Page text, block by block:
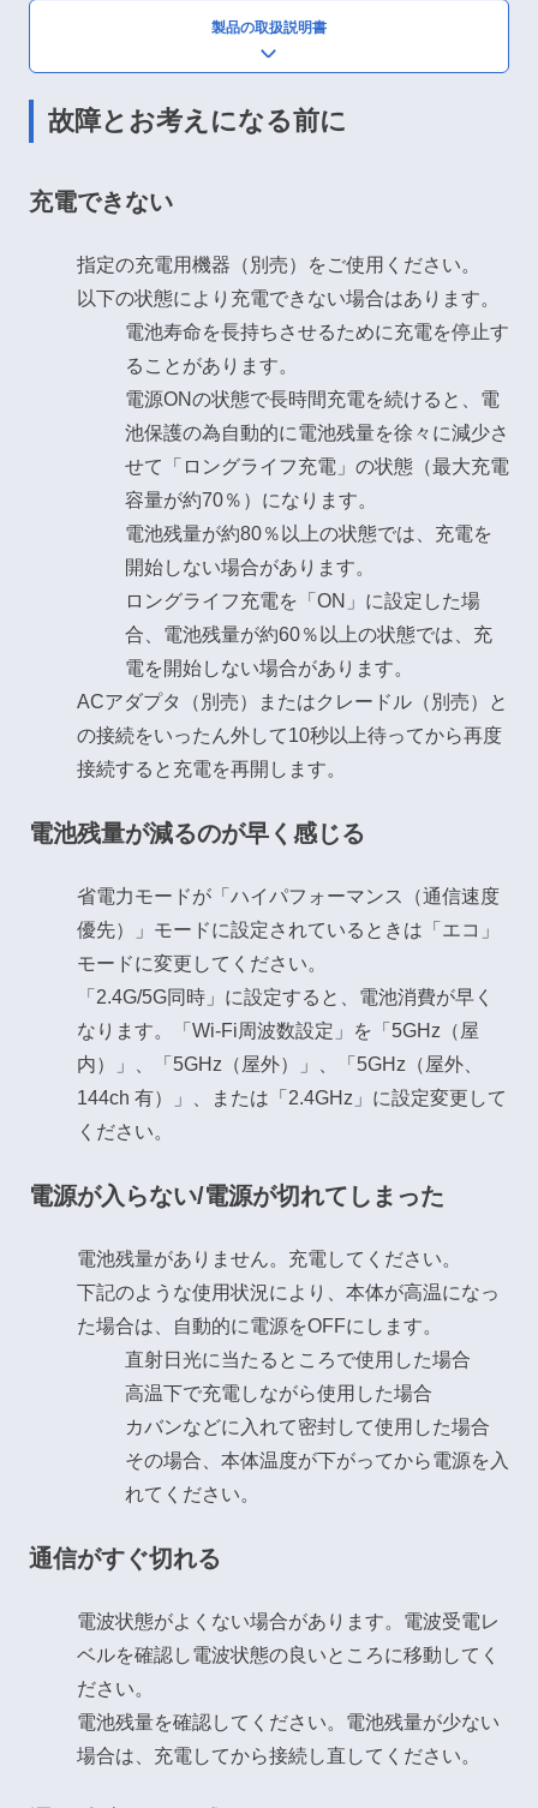
製品の取扱説明書
故障とお考えになる前に
充電できない
指定の充電用機器（別売）をご使用ください。
以下の状態により充電できない場合はあります。
電池寿命を長持ちさせるために充電を停止す
ることがあります。
電源ONの状態で長時間充電を続けると、電
池保護の為自動的に電池残量を徐々に減少さ
せて「ロングライフ充電」の状態（最大充電
容量が約70％）になります。
電池残量が約80％以上の状態では、充電を
開始しない場合があります。
ロングライフ充電を「ON」に設定した場
合、電池残量が約60％以上の状態では、充
電を開始しない場合があります。
ACアダプタ（別売）またはクレードル（別売）と
の接続をいったん外して10秒以上待ってから再度
接続すると充電を再開します。
電池残量が減るのが早く感じる
省電力モードが「ハイパフォーマンス（通信速度
優先）」モードに設定されているときは「エコ」
モードに変更してください。
「2.4G/5G同時」に設定すると、電池消費が早く
なります。「Wi-Fi周波数設定」を「5GHz（屋
内）」、「5GHz（屋外）」、「5GHz（屋外、
144ch 有）」、または「2.4GHz」に設定変更して
ください。
電源が入らない/電源が切れてしまった
電池残量がありません。充電してください。
下記のような使用状況により、本体が高温になっ
た場合は、自動的に電源をOFFにします。
直射日光に当たるところで使用した場合
高温下で充電しながら使用した場合
カバンなどに入れて密封して使用した場合
その場合、本体温度が下がってから電源を入
れてください。
通信がすぐ切れる
電波状態がよくない場合があります。電波受電レ
ベルを確認し電波状態の良いところに移動してく
ださい。
電池残量を確認してください。電池残量が少ない
場合は、充電してから接続し直してください。